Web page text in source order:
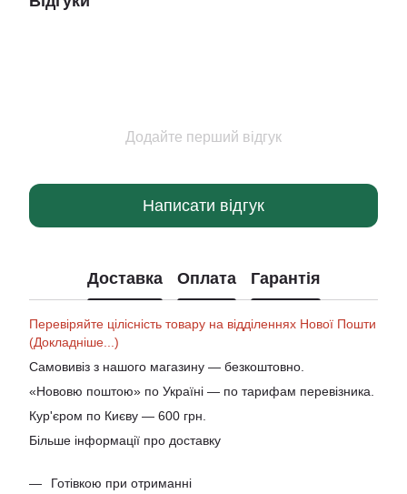
Додайте перший відгук
Написати відгук
Доставка Оплата Гарантія
Перевіряйте цілісність товару на відділеннях Нової Пошти
(Докладніше...)
Самовивіз з нашого магазину — безкоштовно.
«Нововю поштою» по Україні — по тарифам перевізника.
Кур'єром по Києву — 600 грн.
Більше інформації про доставку
Готівкою при отриманні